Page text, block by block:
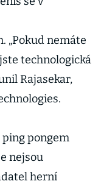
„Pokud nemáte
technologická
Rajasekar,
ping pongem
nejsou
herní